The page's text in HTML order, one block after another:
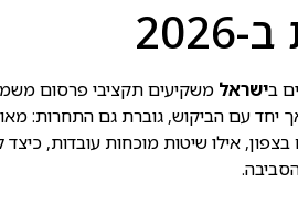
ישראל משקיעים תקציבי פרסום
עם הביקוש, גוברת גם התחרות:
פרסום בצפון, אילו שיטות מוכחות עובדות,